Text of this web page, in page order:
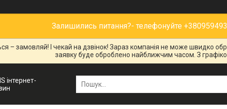
Залишились питання?- телефонуйте
– замовляй! І чекай на дзвінок! Зараз компанія не може швидко
заявку буде оброблено найближчим часом. З
інтернет-